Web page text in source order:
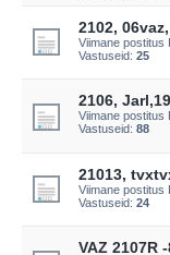
2102,
Viimane postitus
Vastuseid: 25
2106,
Viimane postitus
Vastuseid: 88
21013,
Viimane postitus
Vastuseid: 24
VAZ 2107R